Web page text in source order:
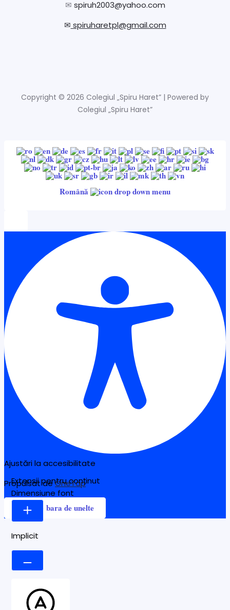
✉ spiruh2003@yahoo.com
✉ spiruharetpl@gmail.com
Copyright © 2026 Colegiul „Spiru Haret” | Powered by
Colegiul „Spiru Haret”
Română
Ajustări la accesibilitate
Propulsat deOneTap
Ascunde bara de unelte
Extensii pentru conținut
Dimensiune font
Implicit